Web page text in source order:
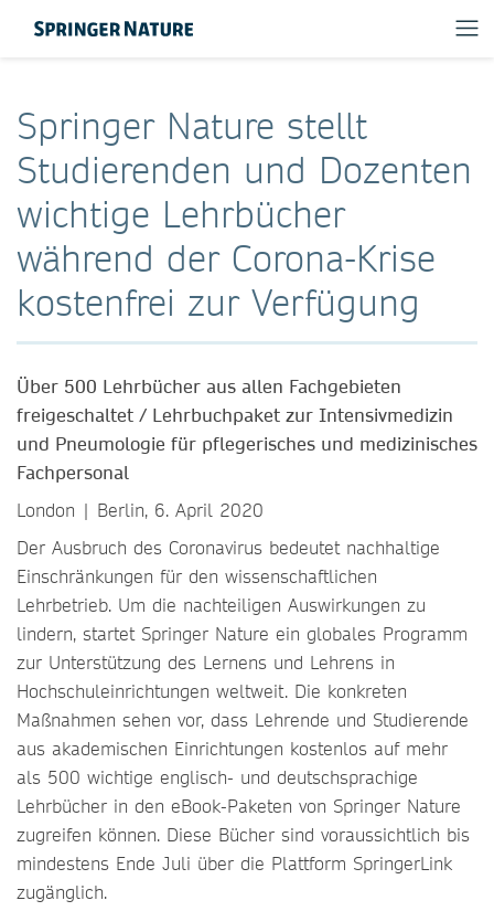
Springer Nature stellt
Studierenden und Dozenten
wichtige Lehrbücher
während der Corona-Krise
kostenfrei zur Verfügung
Über 500 Lehrbücher aus allen Fachgebieten
freigeschaltet / Lehrbuchpaket zur Intensivmedizin
und Pneumologie für pflegerisches und medizinisches
Fachpersonal
London | Berlin, 6. April 2020
Der Ausbruch des Coronavirus bedeutet nachhaltige
Einschränkungen für den wissenschaftlichen
Lehrbetrieb. Um die nachteiligen Auswirkungen zu
lindern, startet Springer Nature ein globales Programm
zur Unterstützung des Lernens und Lehrens in
Hochschuleinrichtungen weltweit. Die konkreten
Maßnahmen sehen vor, dass Lehrende und Studierende
aus akademischen Einrichtungen kostenlos auf mehr
als 500 wichtige englisch- und deutschsprachige
Lehrbücher in den eBook-Paketen von Springer Nature
zugreifen können. Diese Bücher sind voraussichtlich bis
mindestens Ende Juli über die Plattform SpringerLink
zugänglich.